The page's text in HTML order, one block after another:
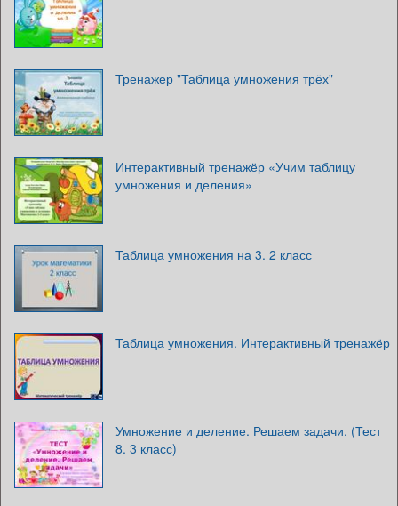
Тренажер "Таблица умножения трёх"
Интерактивный тренажёр «Учим таблицу
умножения и деления»
Таблица умножения на 3. 2 класс
Таблица умножения. Интерактивный тренажёр
Умножение и деление. Решаем задачи. (Тест
8. 3 класс)